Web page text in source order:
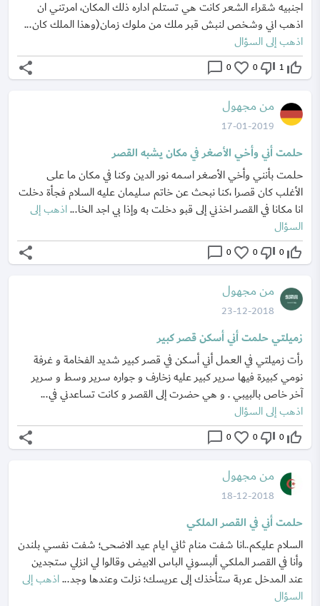
اجنبيه شقراء الشعر كانت هي تستلم اداره ذلك المكان، امرتني ان
اذهب اني وشخص لنبش قبر ملك من ملوك زمان(وهذا الملك كان...
اذهب إلى السؤال
thumb_up_off_alt
1
thumb_down_off_alt
0
favorite_border
0
chat_bubble_outline
share
من مجهول
17-01-2019
حلمت أني وأخي الأصغر في مكان يشبه القصر
حلمت بأنني وأخي الأصغر اسمه نور الدين وكنا في مكان ما على
الأغلب كان قصرا ،كنا نبحث عن خاتم سليمان عليه السلام فجأة دخلت
انا مكانا في القصر اخذني إلى قبو دخلت به وإذا بي اجد الخا...اذهب إلى
السؤال
thumb_up_off_alt
0
thumb_down_off_alt
0
favorite_border
0
chat_bubble_outline
share
من مجهول
23-12-2018
زميلتي حلمت أني أسكن قصر كبير
رأت زميلتي في العمل أني أسكن في قصر كبير شديد الفخامة و غرفة
نومي كبيرة فيها سرير كبير عليه زخارف و جواره سرير وسط و سرير
آخر خاص بالبيبي . و هي حضرت إلى القصر و كانت تساعدني في...
اذهب إلى السؤال
thumb_up_off_alt
0
thumb_down_off_alt
0
favorite_border
0
chat_bubble_outline
share
من مجهول
18-12-2018
حلمت أني في القصر الملكي
السلام عليكم..انا شفت منام ثاني ايام عيد الاضحى؛ شفت نفسي بلندن
وأنا في القصر الملكي ألبسوني الباس الابيض وقالوا لي انزلي ستجدين
عند المدخل عربة ستأخذك إلى عريسك؛ نزلت وعندها وجد...اذهب إلى
السؤال